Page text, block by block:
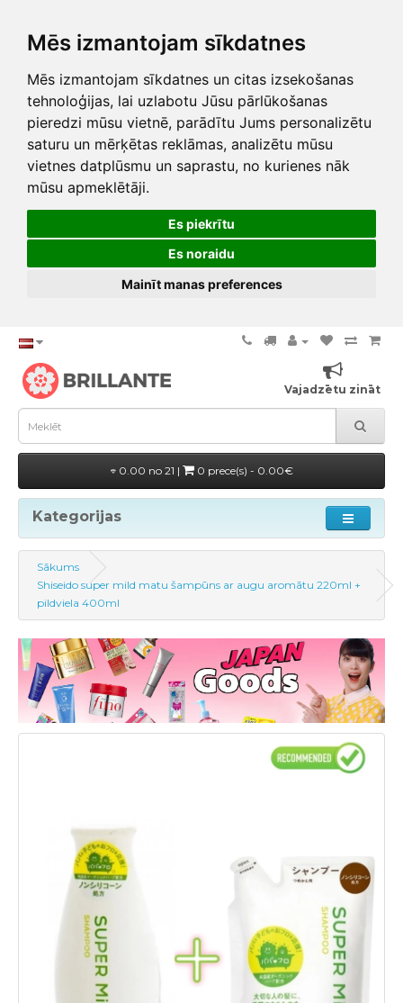
Mēs izmantojam sīkdatnes
Mēs izmantojam sīkdatnes un citas izsekošanas
tehnoloģijas, lai uzlabotu Jūsu pārlūkošanas
pieredzi mūsu vietnē, parādītu Jums personalizētu
saturu un mērķētas reklāmas, analizētu mūsu
vietnes datplūsmu un saprastu, no kurienes nāk
mūsu apmeklētāji.
Es piekrītu
Es noraidu
Mainīt manas preferences
Vajadzētu zināt
0.00 no 21 | 0 prece(s) - 0.00€
Kategorijas
Sākums
Shiseido super mild matu šampūns ar augu aromātu 220ml +
pildviela 400ml